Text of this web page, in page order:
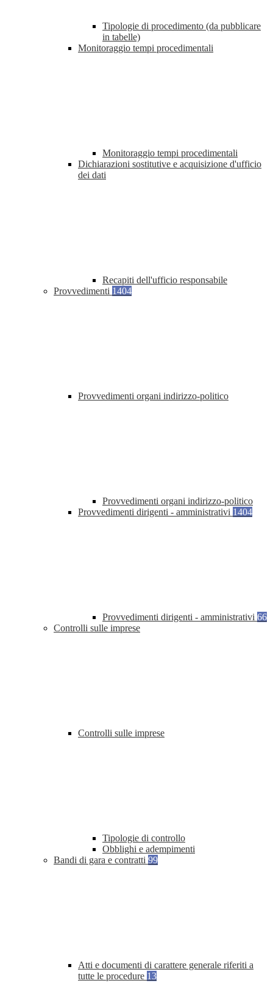
Tipologie di procedimento (da pubblicare
in tabelle)
Monitoraggio tempi procedimentali
Monitoraggio tempi procedimentali
Dichiarazioni sostitutive e acquisizione d'ufficio
dei dati
Recapiti dell'ufficio responsabile
Provvedimenti 1404
Provvedimenti organi indirizzo-politico
Provvedimenti organi indirizzo-politico
Provvedimenti dirigenti - amministrativi 1404
Provvedimenti dirigenti - amministrativi 66
Controlli sulle imprese
Controlli sulle imprese
Tipologie di controllo
Obblighi e adempimenti
Bandi di gara e contratti 99
Atti e documenti di carattere generale riferiti a
tutte le procedure 13